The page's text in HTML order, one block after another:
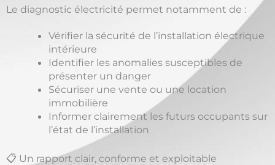
Le diagnostic électricité permet notamment de :
Vérifier la sécurité de l’installation électrique
intérieure
Identifier les anomalies susceptibles de
présenter un danger
Sécuriser une vente ou une location
immobilière
Informer clairement les futurs occupants sur
l’état de l’installation
📋 Un rapport clair, conforme et exploitable